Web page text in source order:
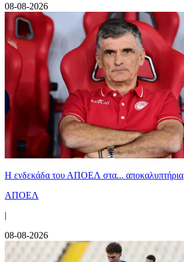
08-08-2026
Η ενδεκάδα του ΑΠΟΕΛ στα... αποκαλυπτήρια
ΑΠΟΕΛ
|
08-08-2026